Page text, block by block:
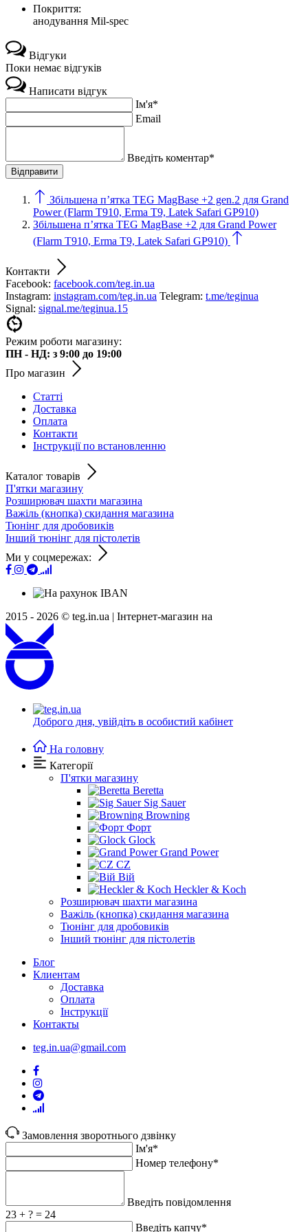
Покриття:
анодування Mil-spec
Відгуки
Поки немає відгуків
Написати відгук
Ім'я*
Email
Введіть коментар*
Збільшена п’ятка TEG MagBase +2 gen.2 для Grand
Power (Flarm T910, Erma T9, Latek Safari GP910)
Збільшена п’ятка TEG MagBase +2 для Grand Power
(Flarm T910, Erma T9, Latek Safari GP910)
Контакти
Facebook: facebook.com/teg.in.ua
Instagram: instagram.com/teg.in.ua Telegram: t.me/teginua
Signal: signal.me/teginua.15
Режим роботи магазину:
ПН - НД: з 9:00 до 19:00
Про магазин
Статті
Доставка
Оплата
Контакти
Інструкції по встановленню
Каталог товарів
П'ятки магазину
Розширювач шахти магазина
Важіль (кнопка) скидання магазина
Тюнінг для дробовиків
Інший тюнінг для пістолетів
Ми у соцмережах:
2015 - 2026 © teg.in.ua | Інтернет-магазин на
Доброго дня, увійдіть в особистий кабінет
На головну
Категорії
П'ятки магазину
Beretta
Sig Sauer
Browning
Форт
Glock
Grand Power
CZ
Вій
Heckler & Koch
Розширювач шахти магазина
Важіль (кнопка) скидання магазина
Тюнінг для дробовиків
Інший тюнінг для пістолетів
Блог
Клиентам
Доставка
Оплата
Інструкції
Контакты
teg.in.ua@gmail.com
Замовлення зворотнього дзвінку
Ім'я*
Номер телефону*
Введіть повідомлення
23 + ? = 24
Введіть капчу*